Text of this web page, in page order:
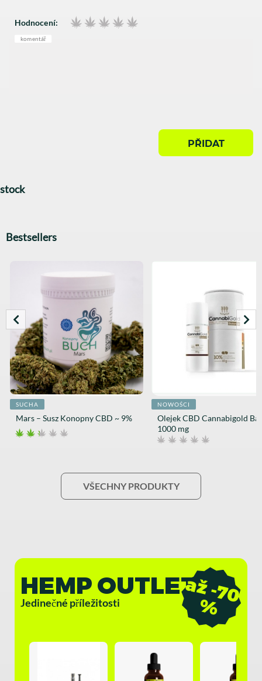
Hodnocení:
komentář
PŘIDAT
stock
Bestsellers
SUCHA
Mars – Susz Konopny CBD ~ 9%
NOWOŚCI
Olejek CBD Cannabigold
1000 mg
VŠECHNY PRODUKTY
HEMP OUTLET
Jedinečné příležitosti a
ž
-
7
0
%